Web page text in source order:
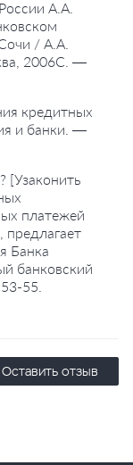
А.А.
/ А.А.
2006C. —
кредитных
и банки. —
[Узаконить
платежей
предлагает
Банка
банковский
55.
Оставить отзыв